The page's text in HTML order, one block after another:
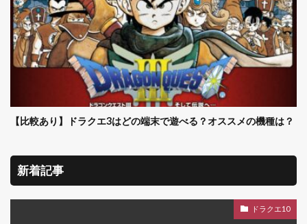
【比較あり】ドラクエ3はどの端末で遊べる？オススメの機種は？
新着記事
ドラクエ10